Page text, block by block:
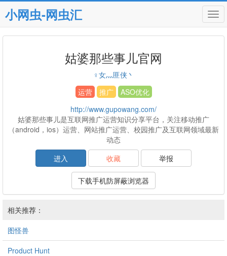
小网虫-网虫汇
姑婆那些事儿官网
♀女灬匪侠丶
运营
推广
ASO优化
http://www.gupowang.com/
姑婆那些事儿是互联网推广运营知识分享平台，关注移动推广
（android，ios）运营、网站推广运营、校园推广及互联网领域最新
动态
进入
收藏 举报
下载手机防屏蔽浏览器
相关推荐：
图怪兽
Product Hunt